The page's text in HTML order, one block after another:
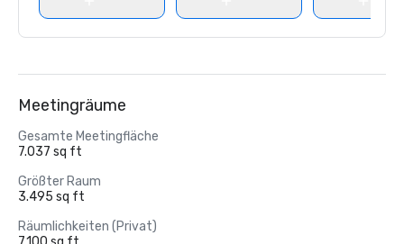
Meetingräume
Gesamte Meetingfläche
7.037 sq ft
Größter Raum
3.495 sq ft
Räumlichkeiten (Privat)